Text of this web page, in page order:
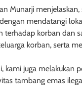
Munarji
mendatangi
terhadap korban dan
korban, serta
kami juga
tambang emas